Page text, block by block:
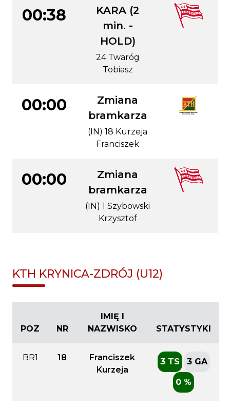
00:38
KARA (2
min. -
HOLD)
24 Twaróg
Tobiasz
00:00
Zmiana
bramkarza
(IN) 18 Kurzeja
Franciszek
00:00
Zmiana
bramkarza
(IN) 1 Szybowski
Krzysztof
KTH KRYNICA-ZDRÓJ (U12)
POZ NR
IMIĘ I
NAZWISKO
STATYSTYKI
BR1 18
Franciszek
Kurzeja
3 TS 3 GA
0 %